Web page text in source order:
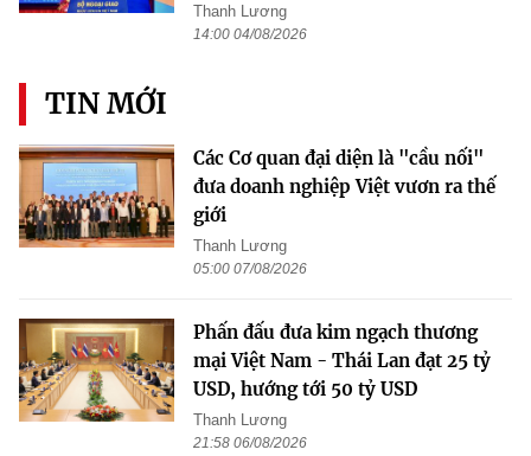
Thanh Lương
14:00 04/08/2026
TIN MỚI
Các Cơ quan đại diện là "cầu nối"
đưa doanh nghiệp Việt vươn ra thế
giới
Thanh Lương
05:00 07/08/2026
Phấn đấu đưa kim ngạch thương
mại Việt Nam - Thái Lan đạt 25 tỷ
USD, hướng tới 50 tỷ USD
Thanh Lương
21:58 06/08/2026